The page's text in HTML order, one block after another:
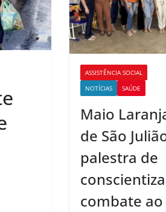
ASSISTÊNCIA SOCIAL
NOTÍCIAS
SAÚDE
Maio
de São
palestra de
combate